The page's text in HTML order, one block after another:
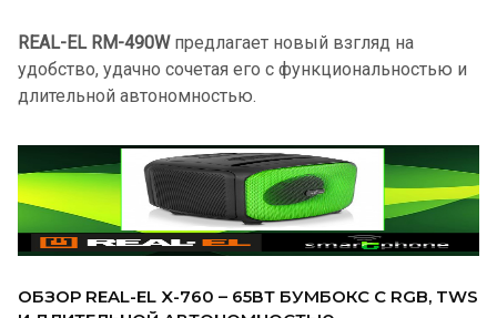
REAL-EL RM-490Wпредлагает новый взгляд на
удобство, удачно сочетая его с функциональностью и
длительной автономностью.
ОБЗОР REAL-EL X-760 – 65ВТ БУМБОКС С RGB, TWS